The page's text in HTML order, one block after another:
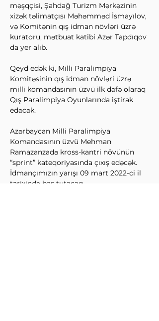
məşqçisi, Şahdağ Turizm Mərkəzinin
xizək təlimatçısı Məhəmməd İsmayılov,
və Komitənin qış idman növləri üzrə
kuratoru, mətbuat katibi Azər Tapdıqov
da yer alıb.
Qeyd edək ki, Milli Paralimpiya
Komitəsinin qış idman növləri üzrə
milli komandasının üzvü ilk dəfə olaraq
Qış Paralimpiya Oyunlarında iştirak
edəcək.
Azərbaycan Milli Paralimpiya
Komandasının üzvü Mehman
Ramazanzadə kross-kantri növünün
“sprint” kateqoriyasında çıxış edəcək.
İdmançımızın yarışı 09 mart 2022-ci il
tarixində baş tutacaq.